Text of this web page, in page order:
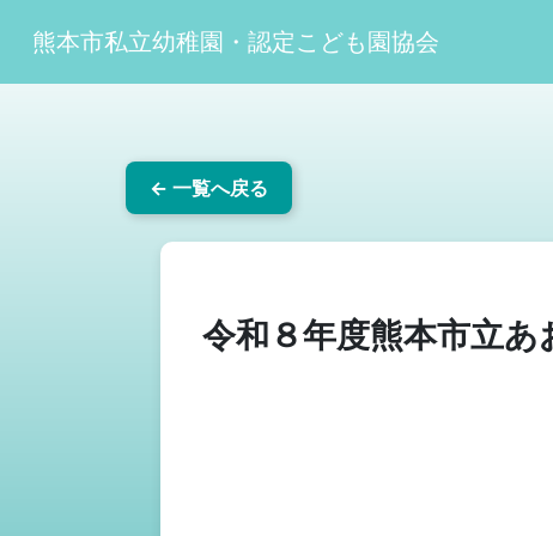
熊本市私立幼稚園・認定こども園協会
← 一覧へ戻る
令和８年度熊本市立